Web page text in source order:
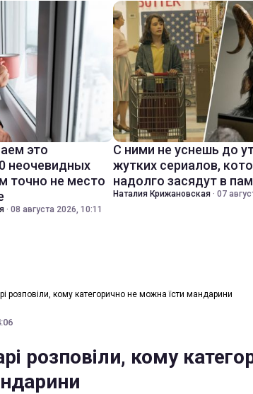
это
неочевидных
точно не место
· 08 августа 2026, 10:11
С ними не уснешь до
жутких сериалов,
надолго засядут в
Наталия Крижановская · 07
розповіли, кому категорично не можна їсти мандарини
розповіли, кому